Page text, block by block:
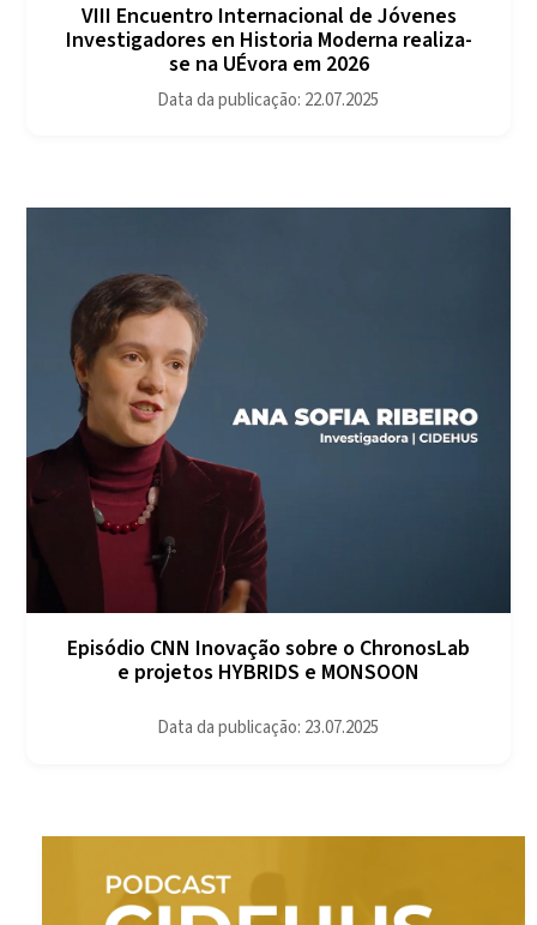
VIII Encuentro Internacional de Jóvenes
Investigadores en Historia Moderna realiza-
se na UÉvora em 2026
Data da publicação: 22.07.2025
Episódio CNN Inovação sobre o ChronosLab
e projetos HYBRIDS e MONSOON
Data da publicação: 23.07.2025